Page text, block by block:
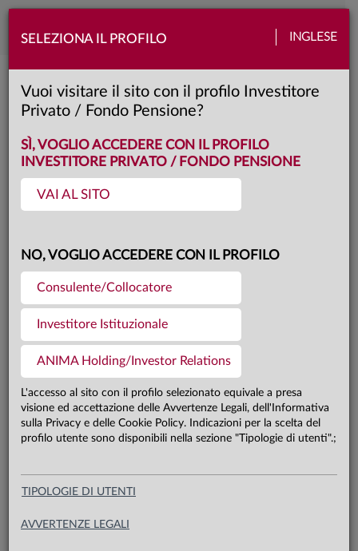
SELEZIONA IL PROFILO INGLESE
Vuoi visitare il sito con il profilo Investitore
Privato / Fondo Pensione?
SÌ, VOGLIO ACCEDERE CON IL PROFILO
INVESTITORE PRIVATO / FONDO PENSIONE
VAI AL SITO
NO, VOGLIO ACCEDERE CON IL PROFILO
Consulente/Collocatore
Investitore Istituzionale
ANIMA Holding/Investor Relations
L'accesso al sito con il profilo selezionato equivale a presa
visione ed accettazione delle Avvertenze Legali, dell'Informativa
sulla Privacy e delle Cookie Policy. Indicazioni per la scelta del
profilo utente sono disponibili nella sezione "Tipologie di utenti".;
TIPOLOGIE DI UTENTI
AVVERTENZE LEGALI
Toggle
ANIMA Star High Potential Europe
Classe: I
Questa è una comunicazione di marketing. Si prega di consultare il prospetto e
Le strategie azionarie flessibili di ANIMA. Con
Lars Schickentanz (Responsabile Divisione
Alpha Strategies).